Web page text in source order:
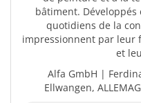
bâtiment.
quotidiens de la
impressionnent par
et
Alfa GmbH |
Ellwangen,